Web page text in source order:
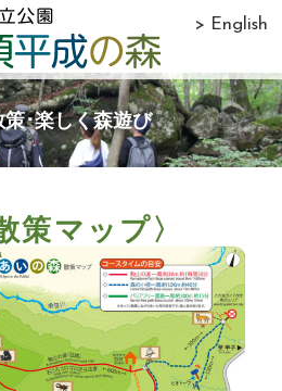
> English
･楽しく森遊び
策マップ〉